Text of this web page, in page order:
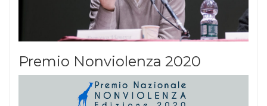
Premio Nonviolenza 2020